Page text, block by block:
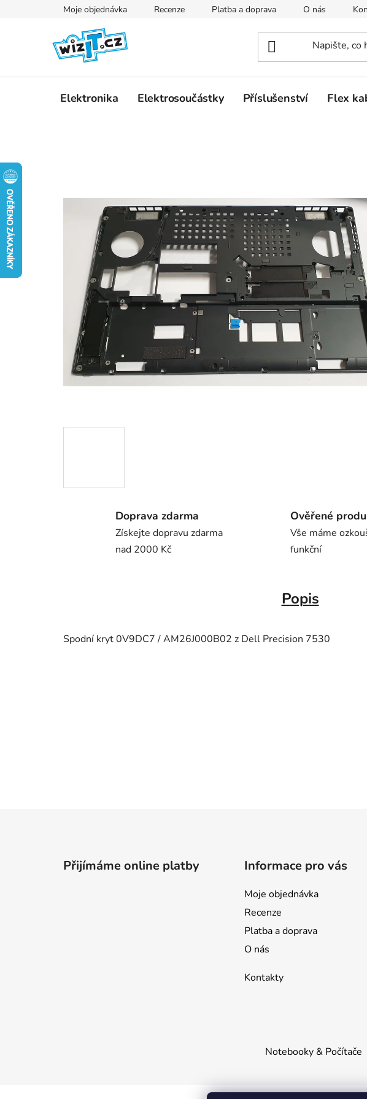
Moje objednávka Recenze Platba a doprava O nás
Elektronika Elektrosoučástky Příslušenství Flex
Doprava zdarma
Získejte dopravu zdarma
nad 2000 Kč
Ověřené
Vše máme
funkční
Popis
Spodní kryt 0V9DC7 / AM26J000B02 z Dell Precision 7530
Přijímáme online platby Informace pro vás
Moje objednávka
Recenze
Platba a doprava
O nás
Kontakty
Notebooky & Počítače